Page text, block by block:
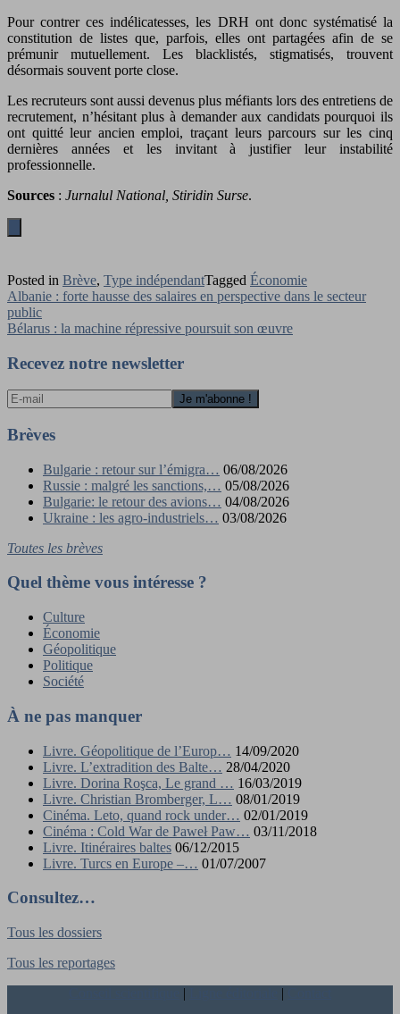
Pour contrer ces indélicatesses, les DRH ont donc systématisé la
constitution de listes que, parfois, elles ont partagées afin de se
prémunir mutuellement. Les blacklistés, stigmatisés, trouvent
désormais souvent porte close.
Les recruteurs sont aussi devenus plus méfiants lors des entretiens de
recrutement, n’hésitant plus à demander aux candidats pourquoi ils
ont quitté leur ancien emploi, traçant leurs parcours sur les cinq
dernières années et les invitant à justifier leur instabilité
professionnelle.
Sources : Jurnalul National, Stiridin Surse.
Posted in Brève, Type indépendantTagged Économie
Navigation
de
Albanie : forte hausse des salaires en perspective dans le secteur
public
Bélarus : la machine répressive poursuit son œuvre
Recevez notre newsletter
Brèves
Bulgarie : retour sur l’émigra… 06/08/2026
Russie : malgré les sanctions,… 05/08/2026
Bulgarie: le retour des avions… 04/08/2026
Ukraine : les agro-industriels… 03/08/2026
Toutes les brèves
Quel thème vous intéresse ?
Culture
Économie
Géopolitique
Politique
Société
À ne pas manquer
Livre. Géopolitique de l’Europ… 14/09/2020
Livre. L’extradition des Balte… 28/04/2020
Livre. Dorina Roşca, Le grand … 16/03/2019
Livre. Christian Bromberger, L… 08/01/2019
Cinéma. Leto, quand rock under… 02/01/2019
Cinéma : Cold War de Paweł Paw… 03/11/2018
Livre. Itinéraires baltes 06/12/2015
Livre. Turcs en Europe –… 01/07/2007
Consultez…
Tous les dossiers
Tous les reportages
| |